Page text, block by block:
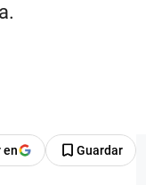
en Guardar